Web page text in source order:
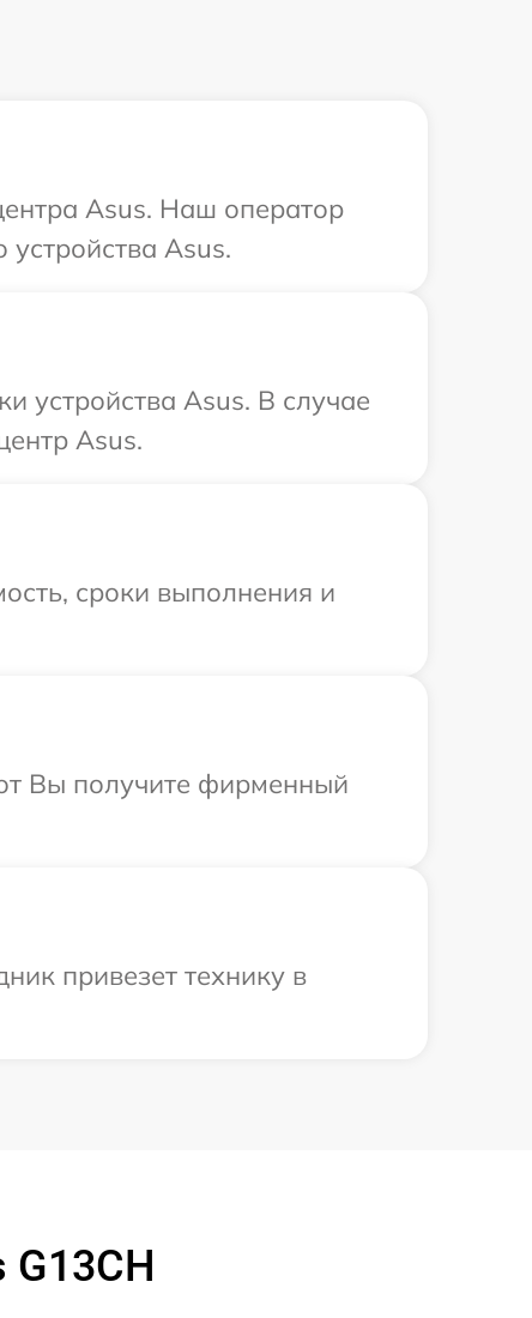
Asus. Наш оператор
Asus.
устройства Asus. В случае
Asus.
сроки выполнения и
Вы получите фирменный
привезет технику в